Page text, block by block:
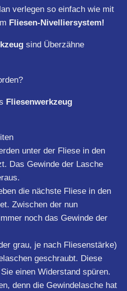
verlegen so einfach wie mit
Fliesen-Nivelliersystem!
sind Überzähne
Fliesenwerkzeug
unter der Fliese in den
Das Gewinde der Lasche
die nächste Fliese in den
Zwischen der nun
noch das Gewinde der
grau, je nach Fliesenstärke)
geschraubt. Diese
einen Widerstand spüren.
denn die Gewindelasche hat